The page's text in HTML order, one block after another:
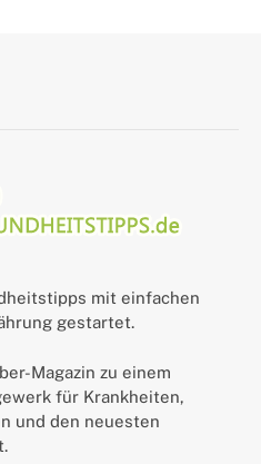
mit einfachen
gestartet.
Magazin zu einem
für Krankheiten,
und den neuesten